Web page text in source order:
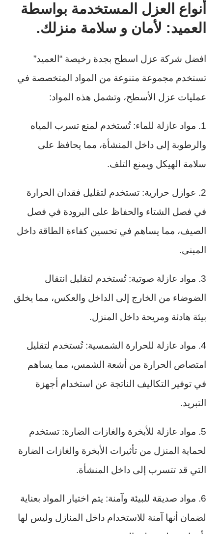
أنواع العزل المستخدمة بواسطة
العميد: لأمان و سلامة منزلك.
افضل شركة عزل اسطح بجدة رخيصة “العميد”
تستخدم مجموعة متنوعة من المواد المتخصصة في
عمليات عزل الأسطح، وتشمل هذه المواد:
1. مواد عازلة للماء: تُستخدم لمنع تسرب المياه
والرطوبة إلى داخل المنشأة، مما يحافظ على
سلامة الهيكل ويمنع التلف.
2. عوازل حرارية: تستخدم لتقليل فقدان الحرارة
في فصل الشتاء والحفاظ على البرودة في فصل
الصيف، مما يساهم في تحسين كفاءة الطاقة داخل
المبنى.
3. مواد عازلة صوتية: تُستخدم لتقليل انتقال
الضوضاء من الخارج إلى الداخل والعكس، مما يخلق
بيئة هادئة ومريحة داخل المنزل.
4. مواد عازلة للحرارة الشمسية: تُستخدم لتقليل
امتصاص الحرارة من أشعة الشمس، مما يساهم
في توفير التكاليف الناتجة عن استخدام أجهزة
التبريد.
5. مواد عازلة للأبخرة والغازات الضارة: تستخدم
لحماية المنزل من تأثيرات الأبخرة والغازات الضارة
التي قد تتسرب إلى داخل المنشأة.
6. مواد صديقة للبيئة وآمنة: يتم اختيار المواد بعناية
لضمان أنها آمنة للاستخدام داخل المنازل وليس لها